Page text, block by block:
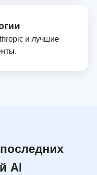
и лучшие
AI